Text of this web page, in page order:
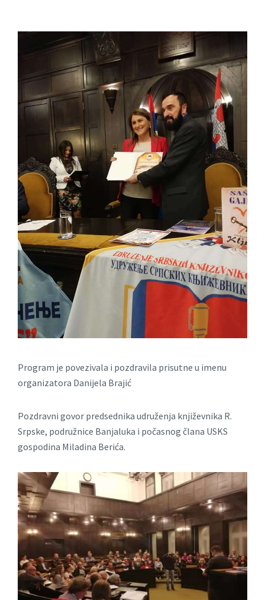
Program je povezivala i pozdravila prisutne u imenu
organizatora Danijela Brajić
Pozdravni govor predsednika udruženja književnika R.
Srpske, podružnice Banjaluka i počasnog člana USKS
gospodina Miladina Berića.